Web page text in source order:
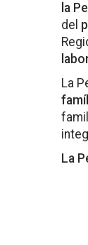
la
del
La
La